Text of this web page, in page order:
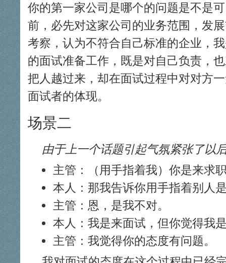
你的第一家公司是哪个的问题是不是
前，必先对这家公司的业务范围，发
考察，认为不符合自己标准的企业，
的面试准备工作，既是对自己负责，
把人越过来，却在面试过程中对对方
面试者的体现。
场景二
由于上一个话题引起气氛紧张了以
主管：（用手指着我）你是来求
本人：那我告诉你用手指着别人
主管：恩，是我不对。
本人：我是来面试，但你觉得我
主管：我觉得你的态度有问题。